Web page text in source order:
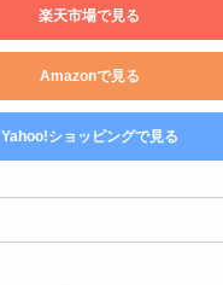
楽天市場で見る
Amazonで見る
Yahoo!ショッピングで見る